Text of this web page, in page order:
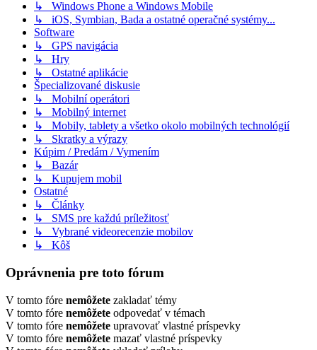
↳ Windows Phone a Windows Mobile
↳ iOS, Symbian, Bada a ostatné operačné systémy...
Software
↳ GPS navigácia
↳ Hry
↳ Ostatné aplikácie
Špecializované diskusie
↳ Mobilní operátori
↳ Mobilný internet
↳ Mobily, tablety a všetko okolo mobilných technológií
↳ Skratky a výrazy
Kúpim / Predám / Vymením
↳ Bazár
↳ Kupujem mobil
Ostatné
↳ Články
↳ SMS pre každú príležitosť
↳ Vybrané videorecenzie mobilov
↳ Kôš
Oprávnenia pre toto fórum
V tomto fóre nemôžete zakladať témy
V tomto fóre nemôžete odpovedať v témach
V tomto fóre nemôžete upravovať vlastné príspevky
V tomto fóre nemôžete mazať vlastné príspevky